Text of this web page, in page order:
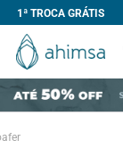
1ª TROCA GRÁTIS